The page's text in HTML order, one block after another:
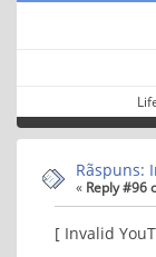
Rãspuns:
« Reply #96
[ Invalid